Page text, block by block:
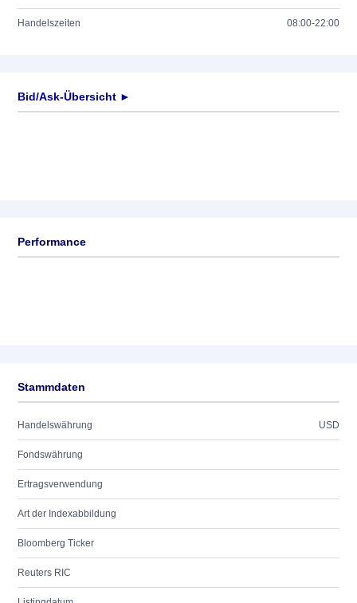
Handelszeiten 08:00-22:00
Bid/Ask-Übersicht ►
Performance
Stammdaten
Handelswährung USD
Fondswährung
Ertragsverwendung
Art der Indexabbildung
Bloomberg Ticker
Reuters RIC